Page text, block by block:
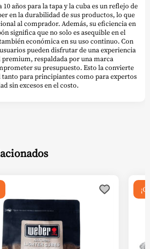
10 años para la tapa y la cuba es un reflejo de
en la durabilidad de sus productos, lo que
al comprador. Además, su eficiencia en
significa que no solo es asequible en el
económica en su uso continuo. Con
pueden disfrutar de una experiencia
premium, respaldada por una marca
su presupuesto. Esto la convierte
tanto para principiantes como para expertos
sin excesos en el costo.